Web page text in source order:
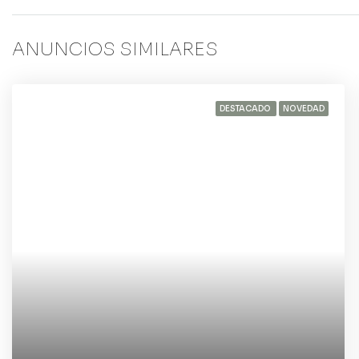
ANUNCIOS SIMILARES
DESTACADO NOVEDAD